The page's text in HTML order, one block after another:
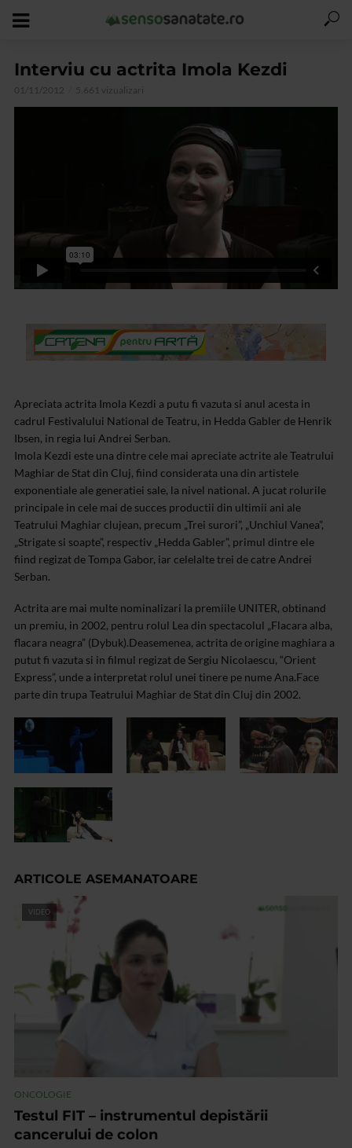
Interviu cu actrita Imola Kezdi
01/11/2012 5.661 vizualizari
Apreciata actrita Imola Kezdi a putu fi vazuta si anul acesta in
cadrul Festivalului National de Teatru, in Hedda Gabler de Henrik
Ibsen, in regia lui Andrei Serban.
Imola Kezdi este una dintre cele mai apreciate actrite ale Teatrului
Maghiar de Stat din Cluj, fiind considerata una din artistele
exponentiale ale generatiei sale, la nivel national. A jucat rolurile
principale in cele mai de succes productii din ultimii ani ale
Teatrului Maghiar clujean, precum „Trei surori”, „Unchiul Vanea”,
„Strigate si soapte”, respectiv „Hedda Gabler”, primul dintre ele
fiind regizat de Tompa Gabor, iar celelalte trei de catre Andrei
Serban.
Actrita are mai multe nominalizari la premiile UNITER, obtinand
un premiu, in 2002, pentru rolul Lea din spectacolul „Flacara alba,
flacara neagra” (Dybuk).Deasemenea, actrita de origine maghiara a
putut fi vazuta si in filmul regizat de Sergiu Nicolaescu, “Orient
Express”, unde a interpretat rolul unei tinere pe nume Ana.Face
parte din trupa Teatrului Maghiar de Stat din Cluj din 2002.
ARTICOLE ASEMANATOARE
VIDEO
ONCOLOGIE
Testul FIT – instrumentul depistării
cancerului de colon